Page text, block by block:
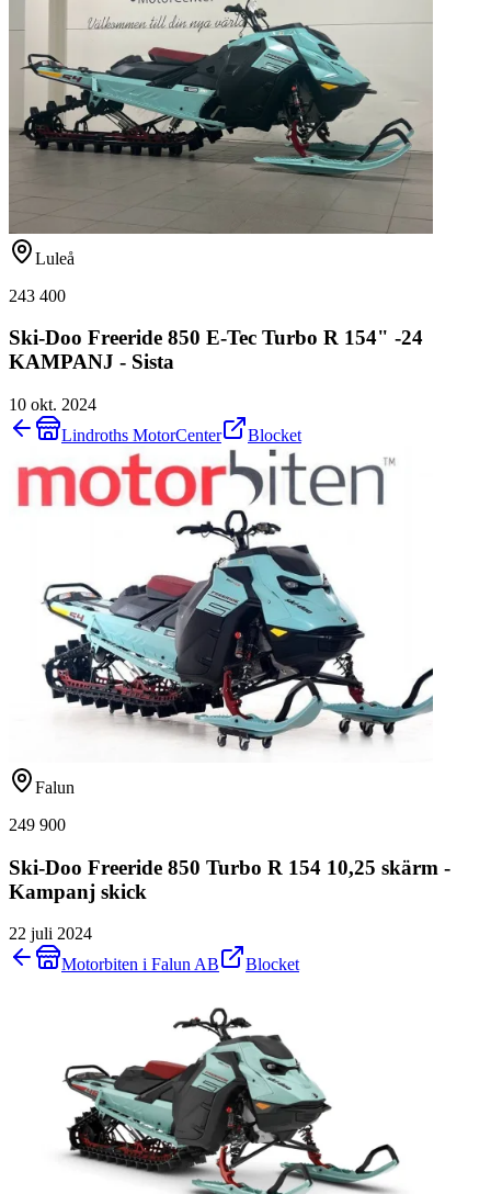
Luleå
243 400
Ski-Doo Freeride 850 E-Tec Turbo R 154" -24
KAMPANJ - Sista
10 okt. 2024
Lindroths MotorCenter
Blocket
Falun
249 900
Ski-Doo Freeride 850 Turbo R 154 10,25 skärm -
Kampanj skick
22 juli 2024
Motorbiten i Falun AB
Blocket